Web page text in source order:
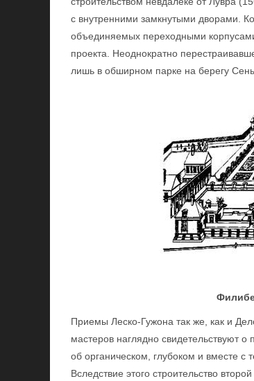
с внутренними замкнутыми дворами.
объединяемых переходными
проекта. Неоднократно
лишь в обширном парке на берегу
Приемы Леско-Гужона так же, как и
мастеров наглядно свидетельствуют
об органическом, глубоком и вместе с
Вследствие этого строительство